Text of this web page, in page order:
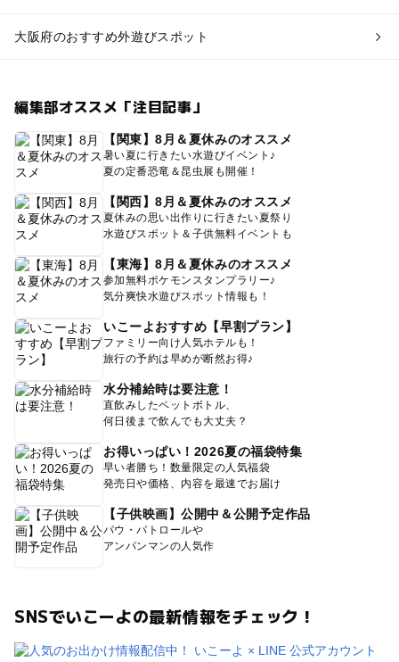
大阪府のおすすめ外遊びスポット
編集部オススメ「注目記事」
【関東】8月＆夏休みのオススメ
暑い夏に行きたい水遊びイベント♪
夏の定番恐竜＆昆虫展も開催！
【関西】8月＆夏休みのオススメ
夏休みの思い出作りに行きたい夏祭り
水遊びスポット＆子供無料イベントも
【東海】8月＆夏休みのオススメ
参加無料ポケモンスタンプラリー♪
気分爽快水遊びスポット情報も！
いこーよおすすめ【早割プラン】
ファミリー向け人気ホテルも！
旅行の予約は早めが断然お得♪
水分補給時は要注意！
直飲みしたペットボトル、
何日後まで飲んでも大丈夫？
お得いっぱい！2026夏の福袋特集
早い者勝ち！数量限定の人気福袋
発売日や価格、内容を最速でお届け
【子供映画】公開中＆公開予定作品
パウ・パトロールや
アンパンマンの人気作
SNSでいこーよの最新情報をチェック！